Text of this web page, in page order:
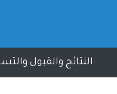
النتائج والقبول